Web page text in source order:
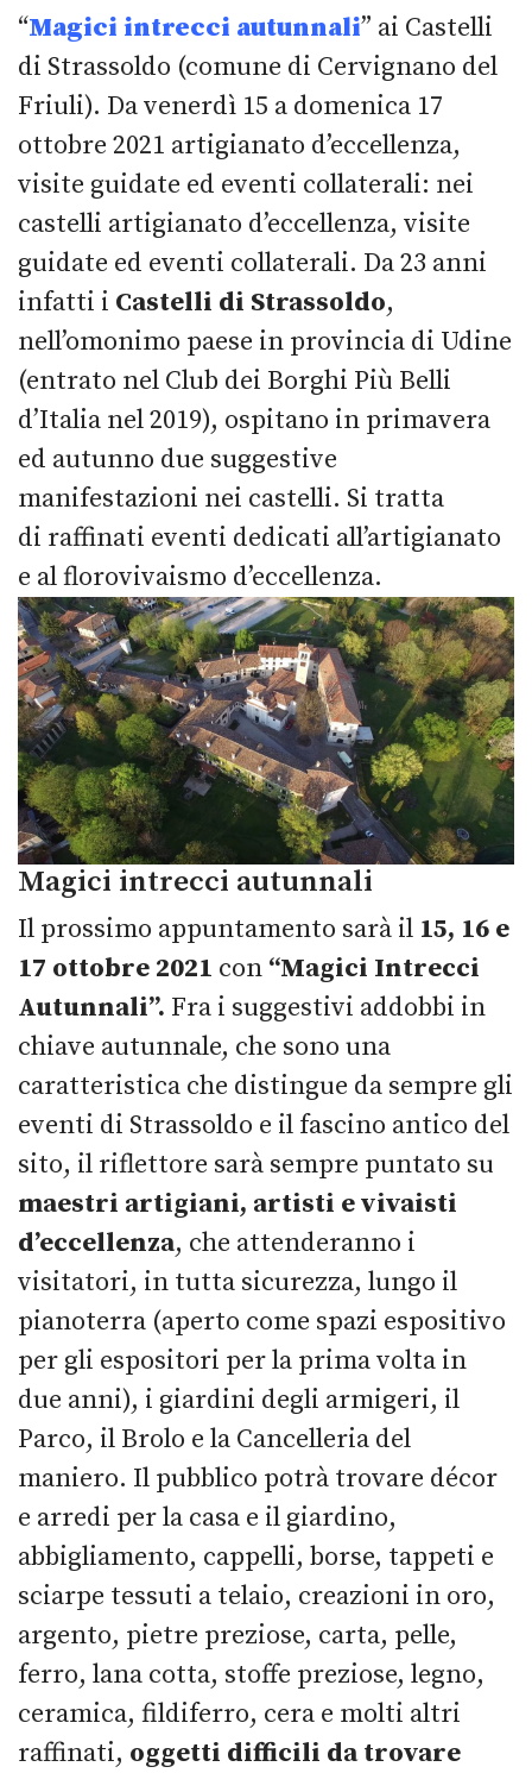
“Magici intrecci autunnali” ai Castelli
di Strassoldo (comune di Cervignano del
Friuli). Da venerdì 15 a domenica 17
ottobre 2021 artigianato d’eccellenza,
visite guidate ed eventi collaterali: nei
castelli artigianato d’eccellenza, visite
guidate ed eventi collaterali. Da 23 anni
infatti i Castelli di Strassoldo,
nell’omonimo paese in provincia di Udine
(entrato nel Club dei Borghi Più Belli
d’Italia nel 2019), ospitano in primavera
ed autunno due suggestive
manifestazioni nei castelli. Si tratta
di raffinati eventi dedicati all’artigianato
e al florovivaismo d’eccellenza.
Magici intrecci autunnali
Il prossimo appuntamento sarà il 15, 16 e
17 ottobre 2021 con “Magici Intrecci
Autunnali”. Fra i suggestivi addobbi in
chiave autunnale, che sono una
caratteristica che distingue da sempre gli
eventi di Strassoldo e il fascino antico del
sito, il riflettore sarà sempre puntato su
maestri artigiani, artisti e vivaisti
d’eccellenza, che attenderanno i
visitatori, in tutta sicurezza, lungo il
pianoterra (aperto come spazi espositivo
per gli espositori per la prima volta in
due anni), i giardini degli armigeri, il
Parco, il Brolo e la Cancelleria del
maniero. Il pubblico potrà trovare décor
e arredi per la casa e il giardino,
abbigliamento, cappelli, borse, tappeti e
sciarpe tessuti a telaio, creazioni in oro,
argento, pietre preziose, carta, pelle,
ferro, lana cotta, stoffe preziose, legno,
ceramica, fildiferro, cera e molti altri
raffinati, oggetti difficili da trovare